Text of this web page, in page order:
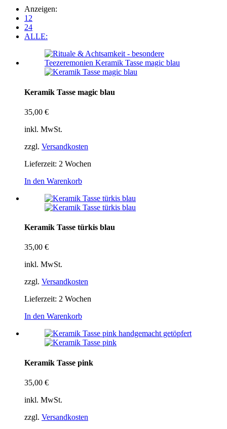
Anzeigen:
12
24
ALLE:
Keramik Tasse magic blau
35,00 €
inkl. MwSt.
zzgl. Versandkosten
Lieferzeit: 2 Wochen
In den Warenkorb
Keramik Tasse türkis blau
35,00 €
inkl. MwSt.
zzgl. Versandkosten
Lieferzeit: 2 Wochen
In den Warenkorb
Keramik Tasse pink
35,00 €
inkl. MwSt.
zzgl. Versandkosten